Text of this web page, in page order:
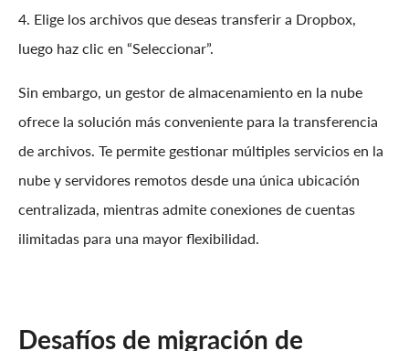
4. Elige los archivos que deseas transferir a Dropbox,
luego haz clic en “Seleccionar”.
Sin embargo, un gestor de almacenamiento en la nube
ofrece la solución más conveniente para la transferencia
de archivos. Te permite gestionar múltiples servicios en la
nube y servidores remotos desde una única ubicación
centralizada, mientras admite conexiones de cuentas
ilimitadas para una mayor flexibilidad.
Desafíos de migración de